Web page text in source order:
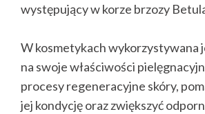
występujący w korze brzozy
W kosmetykach wykorzystywana
na swoje właściwości
procesy regeneracyjne skóry,
jej kondycję oraz zwiększyć